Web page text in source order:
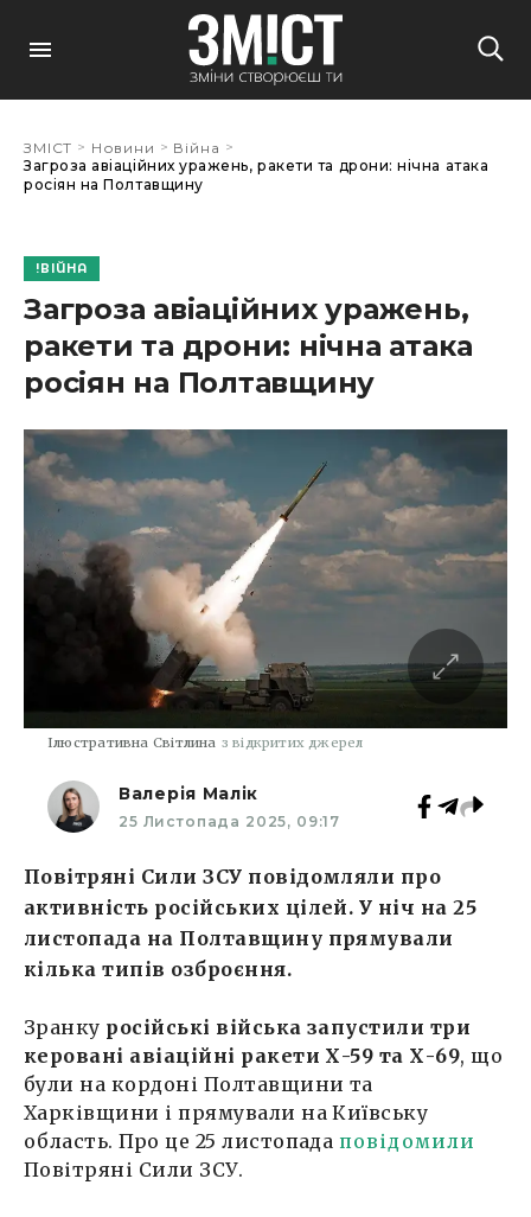
ЗМІСТ > Новини > Війна >
Загроза авіаційних уражень, ракети та дрони: нічна атака
росіян на Полтавщину
ВІЙНА
Загроза авіаційних уражень,
ракети та дрони: нічна атака
росіян на Полтавщину
Ілюстративна Світлина з відкритих джерел
Валерія Малік
25 Листопада 2025, 09:17
Повітряні Сили ЗСУ повідомляли про
активність російських цілей. У ніч на 25
листопада на Полтавщину прямували
кілька типів озброєння.
Зранку російські війська запустили три
керовані авіаційні ракети Х-59 та Х-69, що
були на кордоні Полтавщини та
Харківщини і прямували на Київську
область. Про це 25 листопада повідомили
Повітряні Сили ЗСУ.